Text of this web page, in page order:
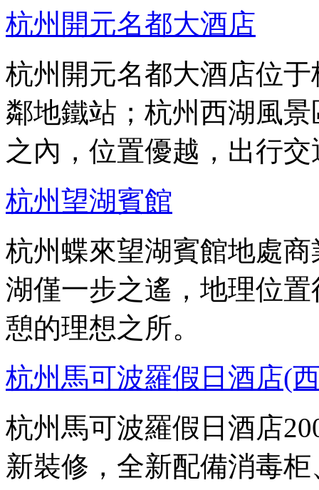
杭州開元名都大酒店
杭州開元名都大酒店位
鄰地鐵站；杭州西湖風
之內，位置優越，出行
杭州望湖賓館
杭州蝶來望湖賓館地處
湖僅一步之遙，地理位
憩的理想之所。
杭州馬可波羅假日酒店(
杭州馬可波羅假日酒店
新裝修，全新配備消毒